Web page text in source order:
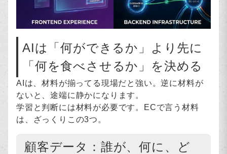
AIは「何ができるか」より先に
「何を食べさせるか」を決める
AIは、材料が揃ってる現場だと強い。逆に材料が
ないと、途端に静かになります。
学習と判断には材料が必要です。ECで言う材料
は、ざっくりこの3つ。
顧客データ：誰が、何に、ど